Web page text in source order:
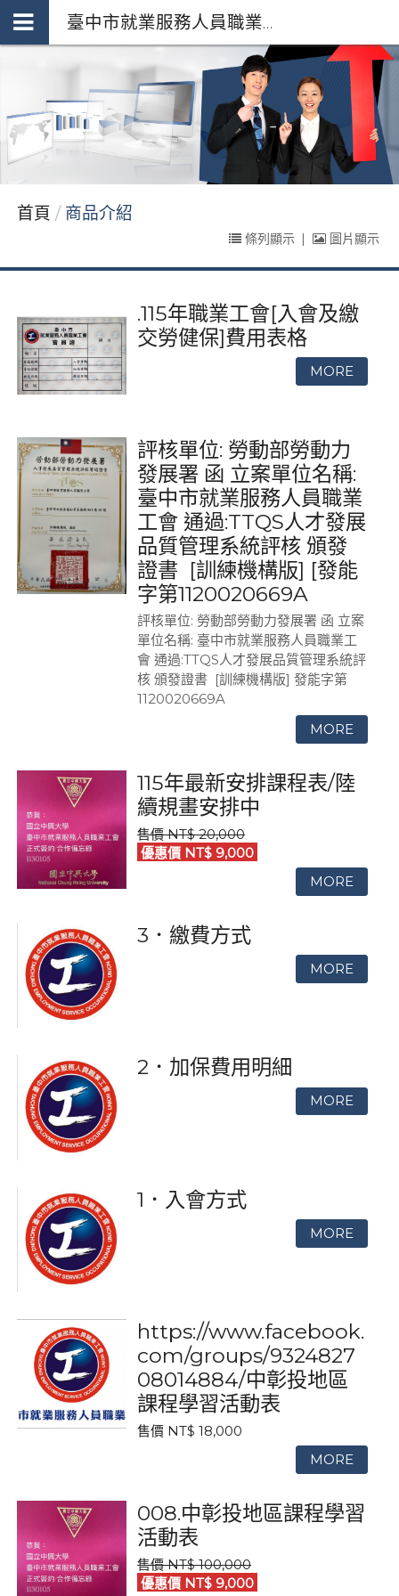
臺中市就業服務人員職業工會 *府授勞資字第1110251982號92253255
首頁 商品介紹
條列顯示 | 圖片顯示
.115年職業工會[入會及繳
交勞健保]費用表格
評核單位: 勞動部勞動力
發展署 函 立案單位名稱:
臺中市就業服務人員職業
工會 通過:TTQS人才發展
品質管理系統評核 頒發
證書 [訓練機構版] [發能
字第1120020669A
評核單位: 勞動部勞動力發展署 函 立案
單位名稱: 臺中市就業服務人員職業工
會 通過:TTQS人才發展品質管理系統評
核 頒發證書 [訓練機構版] 發能字第
1120020669A
115年最新安排課程表/陸
續規畫安排中
售價 NT$ 20,000
優惠價 NT$ 9,000
3．繳費方式
2．加保費用明細
1．入會方式
https://www.facebook.
com/groups/9324827
08014884/中彰投地區
課程學習活動表
售價 NT$ 18,000
008.中彰投地區課程學習
活動表
售價 NT$ 100,000
優惠價 NT$ 9,000